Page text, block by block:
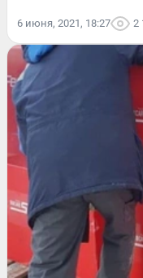
6 июня, 2021, 18:27 2